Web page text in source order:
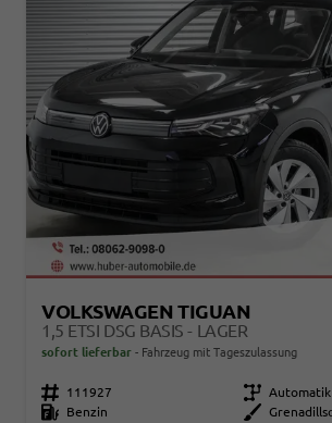
VOLKSWAGEN TIGUAN
1,5 ETSI DSG BASIS - LAGER
sofort lieferbar Fahrzeug mit Tageszulassung
Fahrzeugnr. 111927 Getriebe Automatik
Kraftstoff
Benzin Außenfarbe